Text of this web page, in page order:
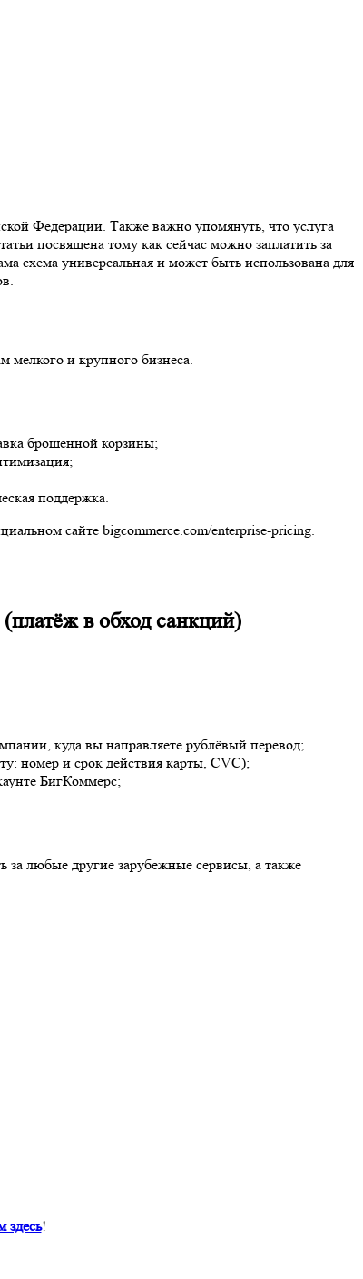
Федерации. Также важно упомянуть, что услуга
посвящена тому как сейчас можно заплатить за
схема универсальная и может быть использована для
мелкого и крупного бизнеса.
брошенной корзины;
поддержка.
сайте bigcommerce.com/enterprise-pricing.
в обход санкций)
куда вы направляете рублёвый перевод;
номер и срок действия карты, CVC);
БигКоммерс;
за любые другие зарубежные сервисы, а также
здесь!